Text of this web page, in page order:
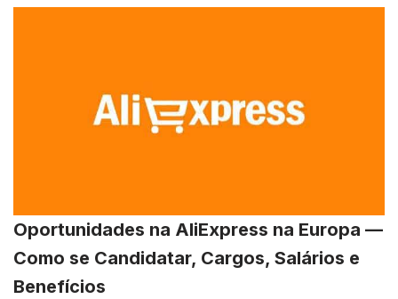
Oportunidades na AliExpress na Europa —
Como se Candidatar, Cargos, Salários e
Benefícios